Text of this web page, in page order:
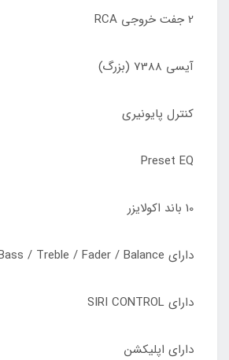
2 جفت خروجی RCA
آیسی 7388 (بزرگ)
کنترل پایونیری
Preset EQ
10 باند اکولایزر
دارای Bass / Treble / Fader / Balance
دارای SIRI CONTROL
دارای اپلیکشن